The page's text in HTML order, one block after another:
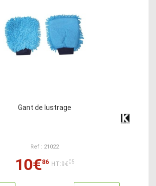
Gant de lustrage
Ref : 21022
10€86 HT:9€05